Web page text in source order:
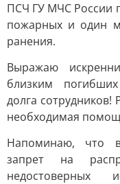
ПСЧ ГУ МЧС России
пожарных и один
ранения.
Выражаю
близким
долга сотрудников!
необходимая
Напоминаю, что
запрет на
недостоверных